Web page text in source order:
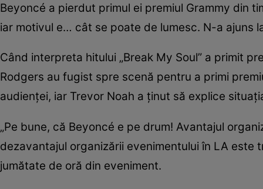
Beyoncé a pierdut primul ei premiul Grammy din
iar motivul e… cât se poate de lumesc. N-a ajuns
Când interpreta hitului „Break My Soul” a primit
Rodgers au fugist spre scenă pentru a primi
audienței, iar Trevor Noah a ținut să explice
„Pe bune, că Beyoncé e pe drum! Avantajul
dezavantajul organizării evenimentului în LA
jumătate de oră din eveniment.